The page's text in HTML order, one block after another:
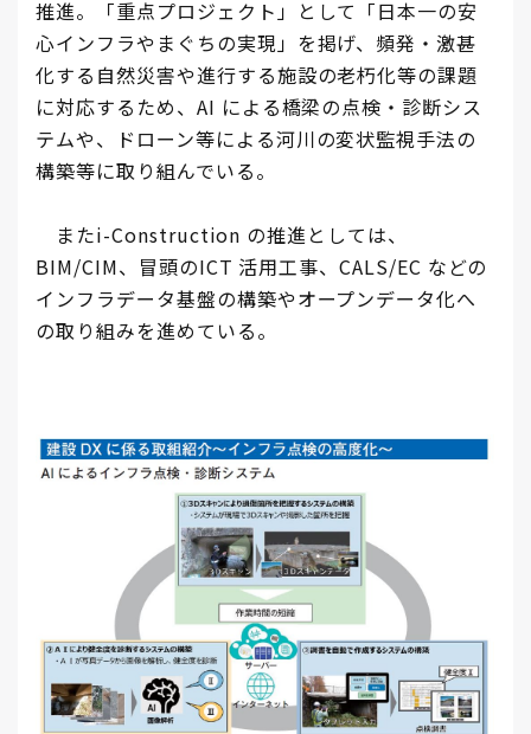
推進。「重点プロジェクト」として「日本一の安
心インフラやまぐちの実現」を掲げ、頻発・激甚
化する自然災害や進行する施設の老朽化等の課題
に対応するため、AI による橋梁の点検・診断シス
テムや、ドローン等による河川の変状監視手法の
構築等に取り組んでいる。
またi-Construction の推進としては、
BIM/CIM、冒頭のICT 活用工事、CALS/EC などの
インフラデータ基盤の構築やオープンデータ化へ
の取り組みを進めている。